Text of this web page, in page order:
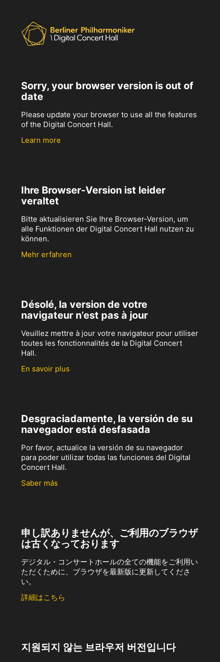
Sorry, your browser version is out of
date
Please update your browser to use all the features
of the Digital Concert Hall.
Learn more
Ihre Browser-Version ist leider
veraltet
Bitte aktualisieren Sie Ihre Browser-Version, um
alle Funktionen der Digital Concert Hall nutzen zu
können.
Mehr erfahren
Désolé, la version de votre
navigateur n’est pas à jour
Veuillez mettre à jour votre navigateur pour utiliser
toutes les fonctionnalités de la Digital Concert
Hall.
En savoir plus
Desgraciadamente, la versión de su
navegador está desfasada
Por favor, actualice la versión de su navegador
para poder utilizar todas las funciones del Digital
Concert Hall.
Saber más
申し訳ありませんが、ご利用のブラウザ
は古くなっております
デジタル・コンサートホールの全ての機能をご利用い
ただくために、ブラウザを最新版に更新してくださ
い。
詳細はこちら
지원되지 않는 브라우저 버전입니다